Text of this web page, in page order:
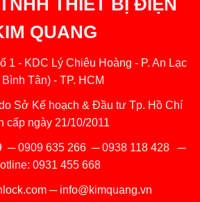
THIẾT BỊ ĐIỆN
QUANG
1 - KDC Lý Chiêu Hoàng - P. An Lạc
Bình Tân) - TP. HCM
Sở Kế hoạch & Đầu tư Tp. Hồ Chí
cấp ngày 21/10/2011
─0909 635 266─0938 118 428─
0931 455 668
─ info@kimquang.vn